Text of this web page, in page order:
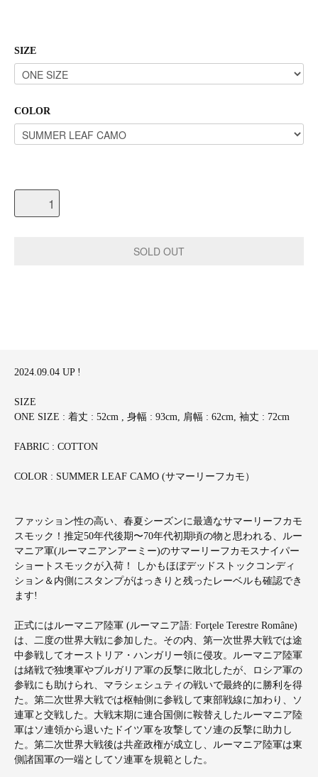
SIZE
COLOR
2024.09.04 UP !
SIZE
ONE SIZE : 着丈 : 52cm , 身幅 : 93cm, 肩幅 : 62cm, 袖丈 : 72cm
FABRIC : COTTON
COLOR : SUMMER LEAF CAMO (サマーリーフカモ）
ファッション性の高い、春夏シーズンに最適なサマーリーフカモ
スモック！推定50年代後期〜70年代初期頃の物と思われる、ルー
マニア軍(ルーマニアンアーミー)のサマーリーフカモスナイパー
ショートスモックが入荷！ しかもほぼデッドストックコンディ
ション＆内側にスタンプがはっきりと残ったレーベルも確認でき
ます!
正式にはルーマニア陸軍 (ルーマニア語: Forţele Terestre Române)
は、二度の世界大戦に参加した。その内、第一次世界大戦では途
中参戦してオーストリア・ハンガリー領に侵攻。ルーマニア陸軍
は緒戦で独墺軍やブルガリア軍の反撃に敗北したが、ロシア軍の
参戦にも助けられ、マラシェシュティの戦いで最終的に勝利を得
た。第二次世界大戦では枢軸側に参戦して東部戦線に加わり、ソ
連軍と交戦した。大戦末期に連合国側に鞍替えしたルーマニア陸
軍はソ連領から退いたドイツ軍を攻撃してソ連の反撃に助力し
た。第二次世界大戦後は共産政権が成立し、ルーマニア陸軍は東
側諸国軍の一端としてソ連軍を規範とした。